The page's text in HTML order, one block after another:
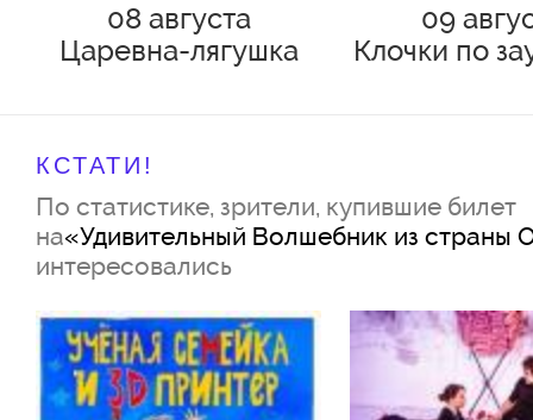
Автор инсценировки – Борис
Режиссёр-постановщик –
Режиссёр – заслуженная
Оксана Чабанюк
Художник – Людмила
Композитор – народный
Александр Зацепин
Режиссёр по клоунаде –
08 августа
Царевна-лягушка
09
Клочки по
КСТАТИ!
По статистике, зрители, купившие билет
на«Удивительный Волшебник из страны
интересовались